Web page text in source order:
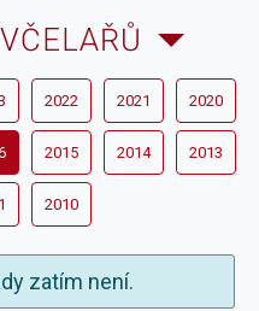
2022 2021 2020
2015 2014 2013
2010
zatím není.